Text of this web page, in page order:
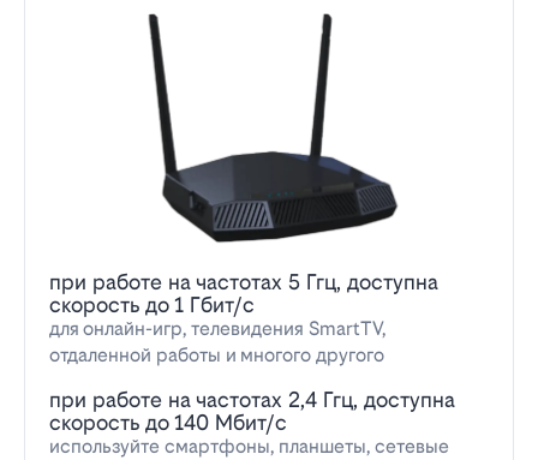
при работе на частотах 5 Ггц, доступна
скорость до 1 Гбит/с
для онлайн-игр, телевидения SmartTV,
отдаленной работы и многого другого
при работе на частотах 2,4 Ггц, доступна
скорость до 140 Мбит/с
используйте смартфоны, планшеты, сетевые